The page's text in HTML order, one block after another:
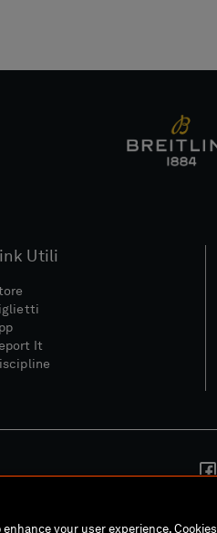
Utili
It
your user experience.